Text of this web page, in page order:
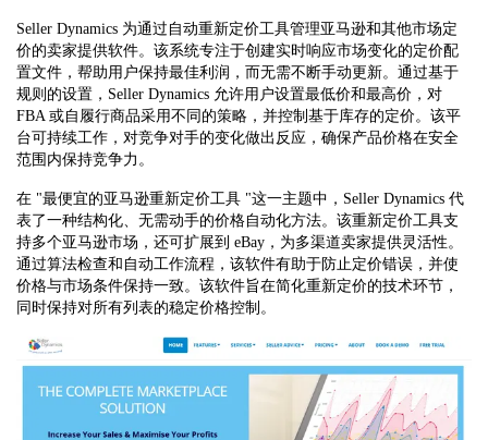
Seller Dynamics 为通过自动重新定价工具管理亚马逊和其他市场定
价的卖家提供软件。该系统专注于创建实时响应市场变化的定价配
置文件，帮助用户保持最佳利润，而无需不断手动更新。通过基于
规则的设置，Seller Dynamics 允许用户设置最低价和最高价，对
FBA 或自履行商品采用不同的策略，并控制基于库存的定价。该平
台可持续工作，对竞争对手的变化做出反应，确保产品价格在安全
范围内保持竞争力。
在 "最便宜的亚马逊重新定价工具 "这一主题中，Seller Dynamics 代
表了一种结构化、无需动手的价格自动化方法。该重新定价工具支
持多个亚马逊市场，还可扩展到 eBay，为多渠道卖家提供灵活性。
通过算法检查和自动工作流程，该软件有助于防止定价错误，并使
价格与市场条件保持一致。该软件旨在简化重新定价的技术环节，
同时保持对所有列表的稳定价格控制。